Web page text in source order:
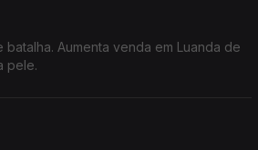
batalha. Aumenta venda em Luanda de
pele.